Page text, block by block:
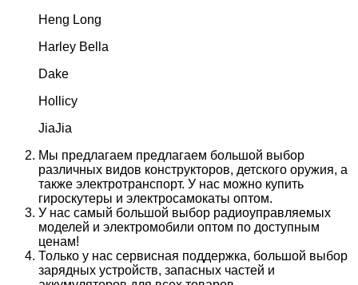
Heng Long
Harley Bella
Dake
Hollicy
JiaJia
Мы предлагаем предлагаем большой выбор
различных видов конструкторов, детского оружия, а
также электротранспорт. У нас можно купить
гироскутеры и электросамокаты оптом.
У нас самый большой выбор радиоуправляемых
моделей и электромобили оптом по доступным
ценам!
Только у нас сервисная поддержка, большой выбор
зарядных устройств, запасных частей и